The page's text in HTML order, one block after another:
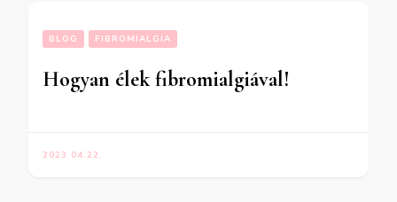
BLOG FIBROMIALGIA
Hogyan élek fibromialgiával!
2023.04.22.